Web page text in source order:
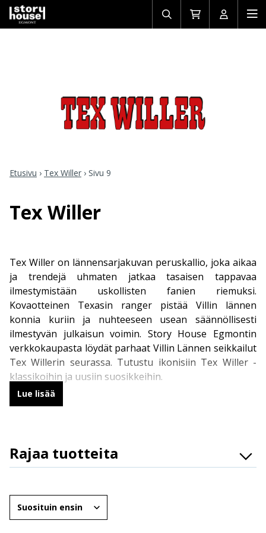
Avaa/sulje
haku
Siirry
ostoskoriin
Avaa/
Etusivu › Tex Willer › Sivu 9
Tex Willer
Tex Willer on lännensarjakuvan peruskallio, joka aikaa
ja trendejä uhmaten jatkaa tasaisen tappavaa
ilmestymistään uskollisten fanien riemuksi.
Kovaotteinen Texasin ranger pistää Villin lännen
konnia kuriin ja nuhteeseen usean säännöllisesti
ilmestyvän julkaisun voimin. Story House Egmontin
verkkokaupasta löydät parhaat Villin Lännen seikkailut
Tex Willerin seurassa. Tutustu ikonisiin Tex Willer -
klassikoihin ja uusiin suosikkeihin.
Tex Willer – Villin Lännen legenda
ilmestyy 16 kertaa vuodessa. Perusversiossa on 112
mustavalkoista sarjakuvasivua, mutta vuosikertaan
sarjakuvan alkuperämaassa Italiassa Tex -lehteä
julkaistaan 12 numeroa vuodessa, joten Suomessa
vuosikertaa täydennetään Italian Tex Magazine -
Lue lisää
Rajaa tuotteita
Osasto
Ikäryhmät
Järjestä